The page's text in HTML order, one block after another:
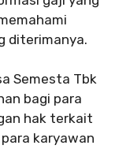
diterimanya.
Semesta Tbk
bagi para
hak terkait
karyawan